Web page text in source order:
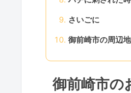
さいごに
御前崎市の周辺
御前崎市の